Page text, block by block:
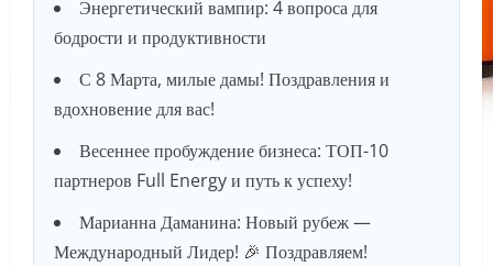
Энергетический вампир: 4 вопроса для
бодрости и продуктивности
С 8 Марта, милые дамы! Поздравления и
вдохновение для вас!
Весеннее пробуждение бизнеса: ТОП-10
партнеров Full Energy и путь к успеху!
Марианна Даманина: Новый рубеж —
Международный Лидер! 🎉 Поздравляем!